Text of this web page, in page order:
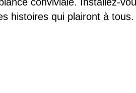
histoires qui plairont à tous.